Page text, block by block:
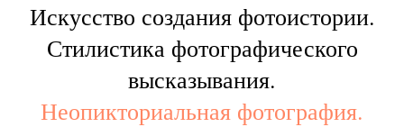
Искусство создания фотоистории.
Стилистика фотографического
высказывания.
Неопикториальная фотография.